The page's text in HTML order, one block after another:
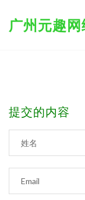
广州元趣
提交的内容